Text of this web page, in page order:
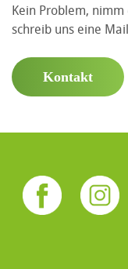
Kein Problem,
schreib uns eine
Kontakt